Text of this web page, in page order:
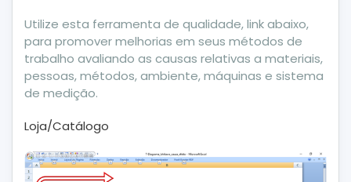
Utilize esta ferramenta de qualidade, link abaixo,
para promover melhorias em seus métodos de
trabalho avaliando as causas relativas a materiais,
pessoas, métodos, ambiente, máquinas e sistema
de medição.
Loja/Catálogo